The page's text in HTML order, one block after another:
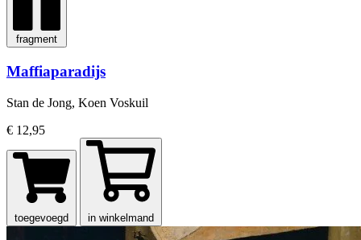
fragment
Maffiaparadijs
Stan de Jong, Koen Voskuil
€ 12,95
toegevoegd in winkelmand